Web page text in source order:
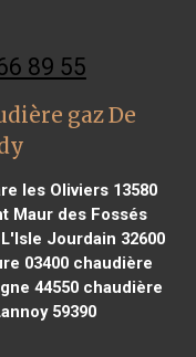
89 55
gaz De
les Oliviers 13580
Maur des Fossés
Jourdain 32600
03400chaudière
44550 chaudière
59390